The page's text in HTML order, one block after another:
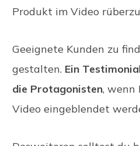
Produkt im Video
Geeignete Kunden zu
gestalten. Ein
die Protagonisten, wenn
Video eingeblendet